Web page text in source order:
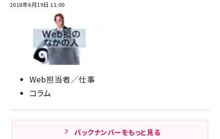
2018年6月19日 11:00
Web担当者／仕事
コラム
バックナンバーをもっと見る